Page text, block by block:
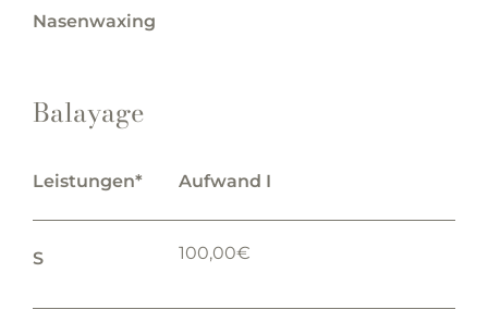
Nasenwaxing
Balayage
Leistungen* Aufwand I
S 100,00€